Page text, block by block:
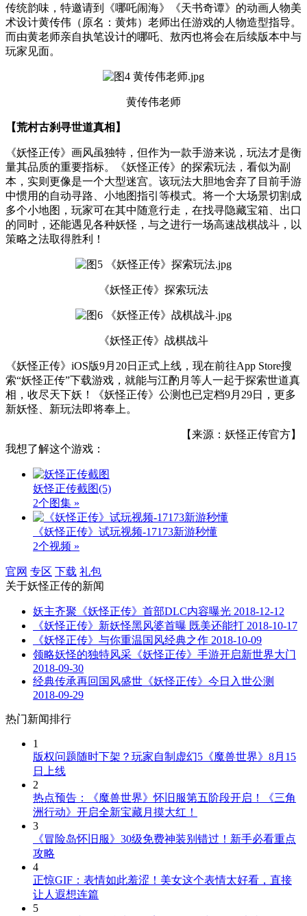
传统韵味，特邀请到《哪吒闹海》《天书奇谭》的动画人物美
术设计黄传伟（原名：黄炜）老师出任游戏的人物造型指导。
而由黄老师亲自执笔设计的哪吒、敖丙也将会在后续版本中与
玩家见面。
黄传伟老师
【荒村古刹寻世道真相】
《妖怪正传》画风虽独特，但作为一款手游来说，玩法才是衡
量其品质的重要指标。《妖怪正传》的探索玩法，看似为副
本，实则更像是一个大型迷宫。该玩法大胆地舍弃了目前手游
中惯用的自动寻路、小地图指引等模式。将一个大场景切割成
多个小地图，玩家可在其中随意行走，在找寻隐藏宝箱、出口
的同时，还能遇见各种妖怪，与之进行一场高速战棋战斗，以
策略之法取得胜利！
《妖怪正传》探索玩法
《妖怪正传》战棋战斗
《妖怪正传》iOS版9月20日正式上线，现在前往App Store搜
索“妖怪正传”下载游戏，就能与江酌月等人一起于探索世道真
相，收尽天下妖！《妖怪正传》公测也已定档9月29日，更多
新妖怪、新玩法即将奉上。
【来源：妖怪正传官方】
我想了解这个游戏：
妖怪正传截图(5)
2个图集 »
《妖怪正传》试玩视频-17173新游秒懂
2个视频 »
官网 专区 下载 礼包
关于妖怪正传的新闻
妖主齐聚《妖怪正传》首部DLC内容曝光 2018-12-12
《妖怪正传》新妖怪黑风婆首曝 既美还能打 2018-10-17
《妖怪正传》与你重温国风经典之作 2018-10-09
领略妖怪的独特风采《妖怪正传》手游开启新世界大门
2018-09-30
经典传承再回国风盛世《妖怪正传》今日入世公测
2018-09-29
热门新闻排行
1
版权问题随时下架？玩家自制虚幻5《魔兽世界》8月15
日上线
2
热点预告：《魔兽世界》怀旧服第五阶段开启！《三角
洲行动》开启全新宝藏月摸大红！
3
《冒险岛怀旧服》30级免费神装别错过！新手必看重点
攻略
4
正惊GIF：表情如此羞涩！美女这个表情太好看，直接
让人遐想连篇
5